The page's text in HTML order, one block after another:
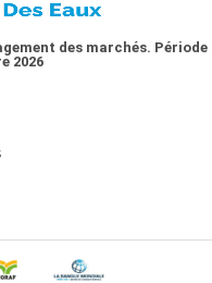
des marchés. Période
2026